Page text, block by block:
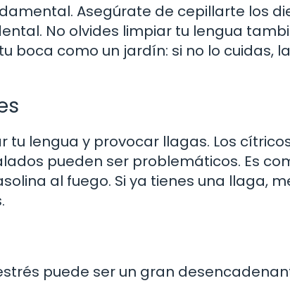
Asegúrate de cepillarte los
No olvides limpiar tu lengua
boca como un jardín: si no lo cuidas,
tu lengua y provocar llagas. Los
pueden ser problemáticos. Es
al fuego. Si ya tienes una llaga,
puede ser un gran